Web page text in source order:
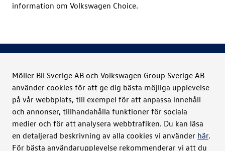
Möller Bil Sverige AB och Volkswagen Group Sverige AB
använder cookies för att ge dig bästa möjliga upplevelse
på vår webbplats, till exempel för att anpassa innehåll
och annonser, tillhandahålla funktioner för sociala
medier och för att analysera webbtrafiken. Du kan läsa
en detaljerad beskrivning av alla cookies vi använder här.
För bästa användarupplevelse rekommenderar vi att du
information om Volkswagen Choice.
Möller Bil Sverige
Kontakt